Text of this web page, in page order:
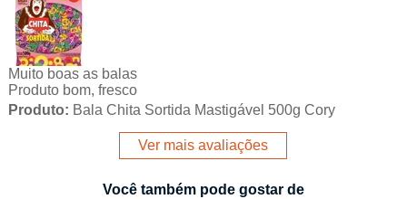
Muito boas as balas
Produto bom, fresco
Produto: Bala Chita Sortida Mastigável 500g Cory
Ver mais avaliações
Você também pode gostar de